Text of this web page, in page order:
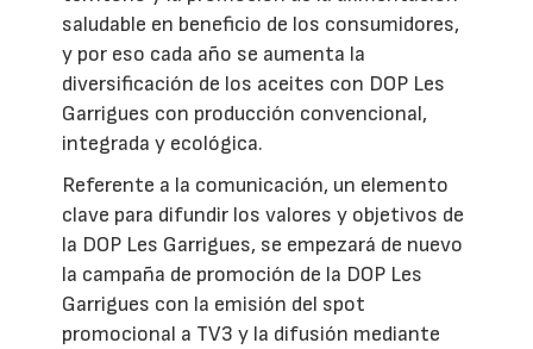
saludable en beneficio de los consumidores,
y por eso cada año se aumenta la
diversificación de los aceites con DOP Les
Garrigues con producción convencional,
integrada y ecológica.
Referente a la comunicación, un elemento
clave para difundir los valores y objetivos de
la DOP Les Garrigues, se empezará de nuevo
la campaña de promoción de la DOP Les
Garrigues con la emisión del spot
promocional a TV3 y la difusión mediante